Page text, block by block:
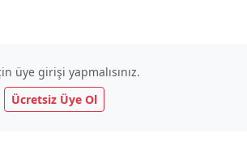
üye girişi yapmalısınız.
Ücretsiz Üye Ol